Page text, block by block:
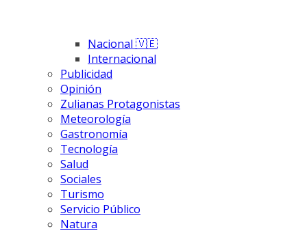
Nacional 🇻🇪
Internacional
Publicidad
Opinión
Zulianas Protagonistas
Meteorología
Gastronomía
Tecnología
Salud
Sociales
Turismo
Servicio Público
Natura